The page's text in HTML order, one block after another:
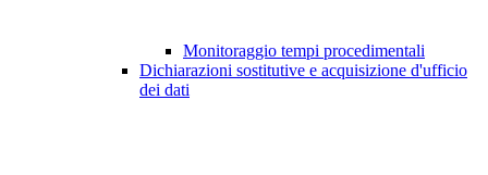
Monitoraggio tempi procedimentali
Dichiarazioni sostitutive e acquisizione d'ufficio
dei dati